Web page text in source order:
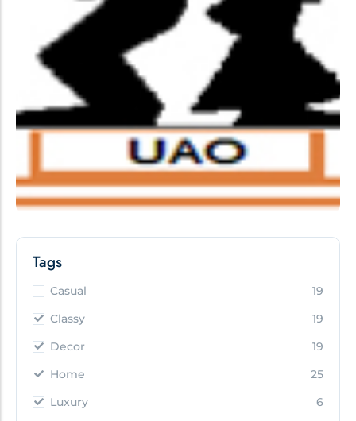
Tags
Casual
19
Classy
19
Decor
19
Home
25
Luxury
6